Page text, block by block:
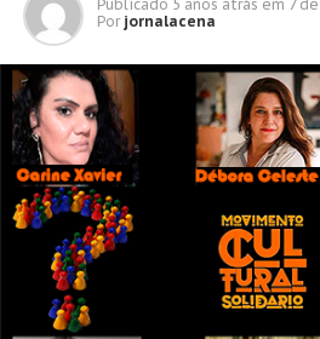
Publicado 5 anos atrás em 7
Por jornalacena